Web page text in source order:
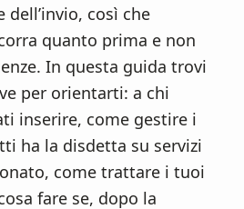
dell’invio, così che
quanto prima e non
In questa guida trovi
per orientarti: a chi
inserire, come gestire i
ha la disdetta su servizi
come trattare i tuoi
fare se, dopo la